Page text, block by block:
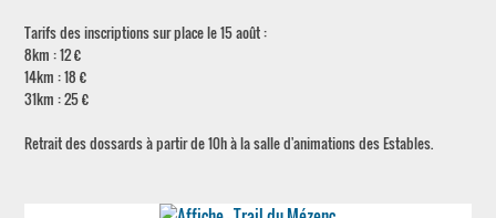
Tarifs des inscriptions sur place le 15 août :
8km : 12 €
14km : 18 €
31km : 25 €
Retrait des dossards à partir de 10h à la salle d'animations des Estables.